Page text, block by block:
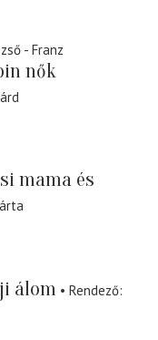
- Franz
nők
mama és
álom
Rendező